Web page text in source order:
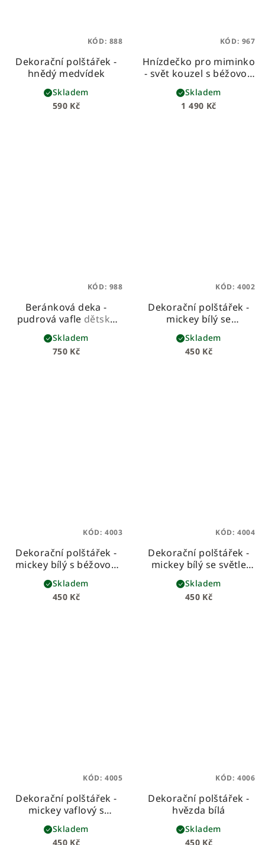
Dekorační polštářek -
hnědý medvídek
590 Kč
Skladem
KÓD: 888
Hnízdečko pro miminko
- svět kouzel s béžovou
1 490 Kč
Skladem
KÓD: 967
Beránková deka -
pudrová vafle dětská
beránková deka z
vafloviny a hebkého
beránka
750 Kč
Skladem
KÓD: 988
Dekorační polštářek -
mickey bílý se
starorůžovou mašlí
450 Kč
Skladem
KÓD: 4002
Dekorační polštářek -
mickey bílý s béžovou
450 Kč
Skladem
KÓD: 4003
Dekorační polštářek -
mickey bílý se světle
šedou mašlí
450 Kč
Skladem
KÓD: 4004
Dekorační polštářek -
mickey vaflový s
růžičkovou mašlí
450 Kč
Skladem
KÓD: 4005
Dekorační polštářek -
hvězda bílá
450 Kč
Skladem
KÓD: 4006